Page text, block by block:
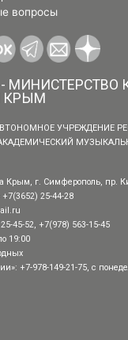
вопросы
МИНИСТЕРСТВО
КРЫМ
УЧРЕЖДЕНИЕ
Крым, г. Симферополь, пр.
25-44-28
45-52, +7(978) 563-15-45
19:00
+7-978-149-21-75, с